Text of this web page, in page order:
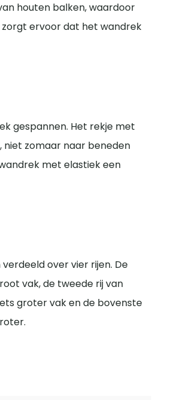
houten balken, waardoor
ervoor dat het wandrek
gespannen. Het rekje met
zomaar naar beneden
met elastiek een
over vier rijen. De
vak, de tweede rij van
groter vak en de bovenste